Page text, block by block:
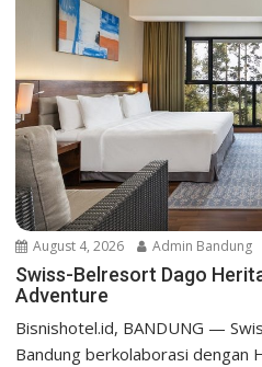
August 4, 2026 Admin Bandung
Swiss-Belresort Dago
Adventure
Bisnishotel.id, BANDUNG —
Bandung berkolaborasi dengan